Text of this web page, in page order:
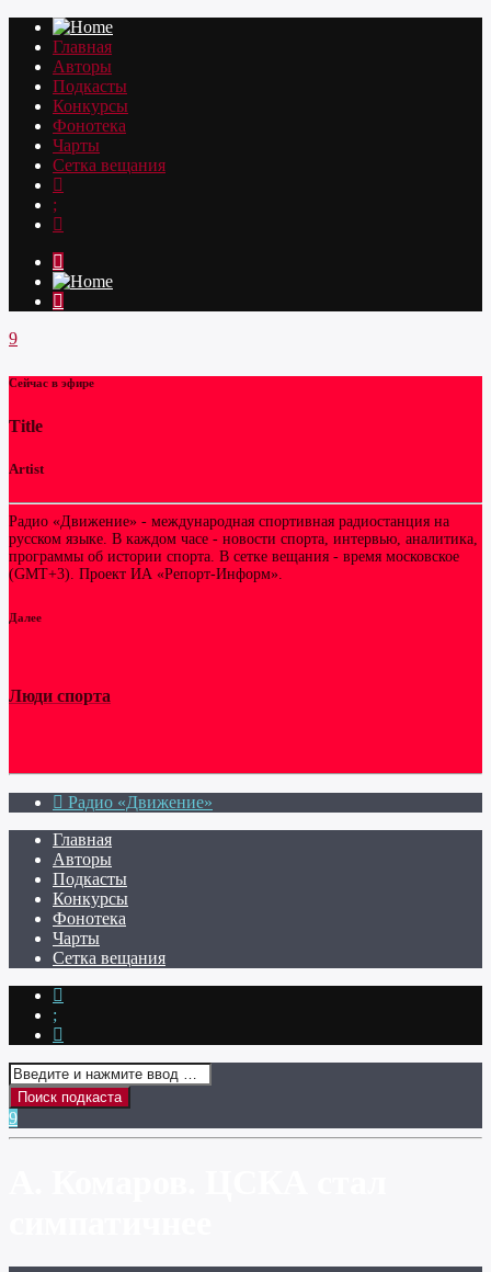
Главная
Авторы
Подкасты
Конкурсы
Фонотека
Чарты
Сетка вещания
Сейчас в эфире
Title
Artist
Радио «Движение» - международная спортивная радиостанция на
русском языке. В каждом часе - новости спорта, интервью, аналитика,
программы об истории спорта. В сетке вещания - время московское
(GMT+3). Проект ИА «Репорт-Информ».
Далее
Люди спорта
Радио «Движение»
Главная
Авторы
Подкасты
Конкурсы
Фонотека
Чарты
Сетка вещания